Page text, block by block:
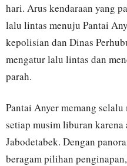
hari. Arus kendaraan yang
lalu lintas menuju Pantai
kepolisian dan Dinas
mengatur lalu lintas dan
parah.
Pantai Anyer memang
setiap musim liburan
Jabodetabek. Dengan
beragam pilihan